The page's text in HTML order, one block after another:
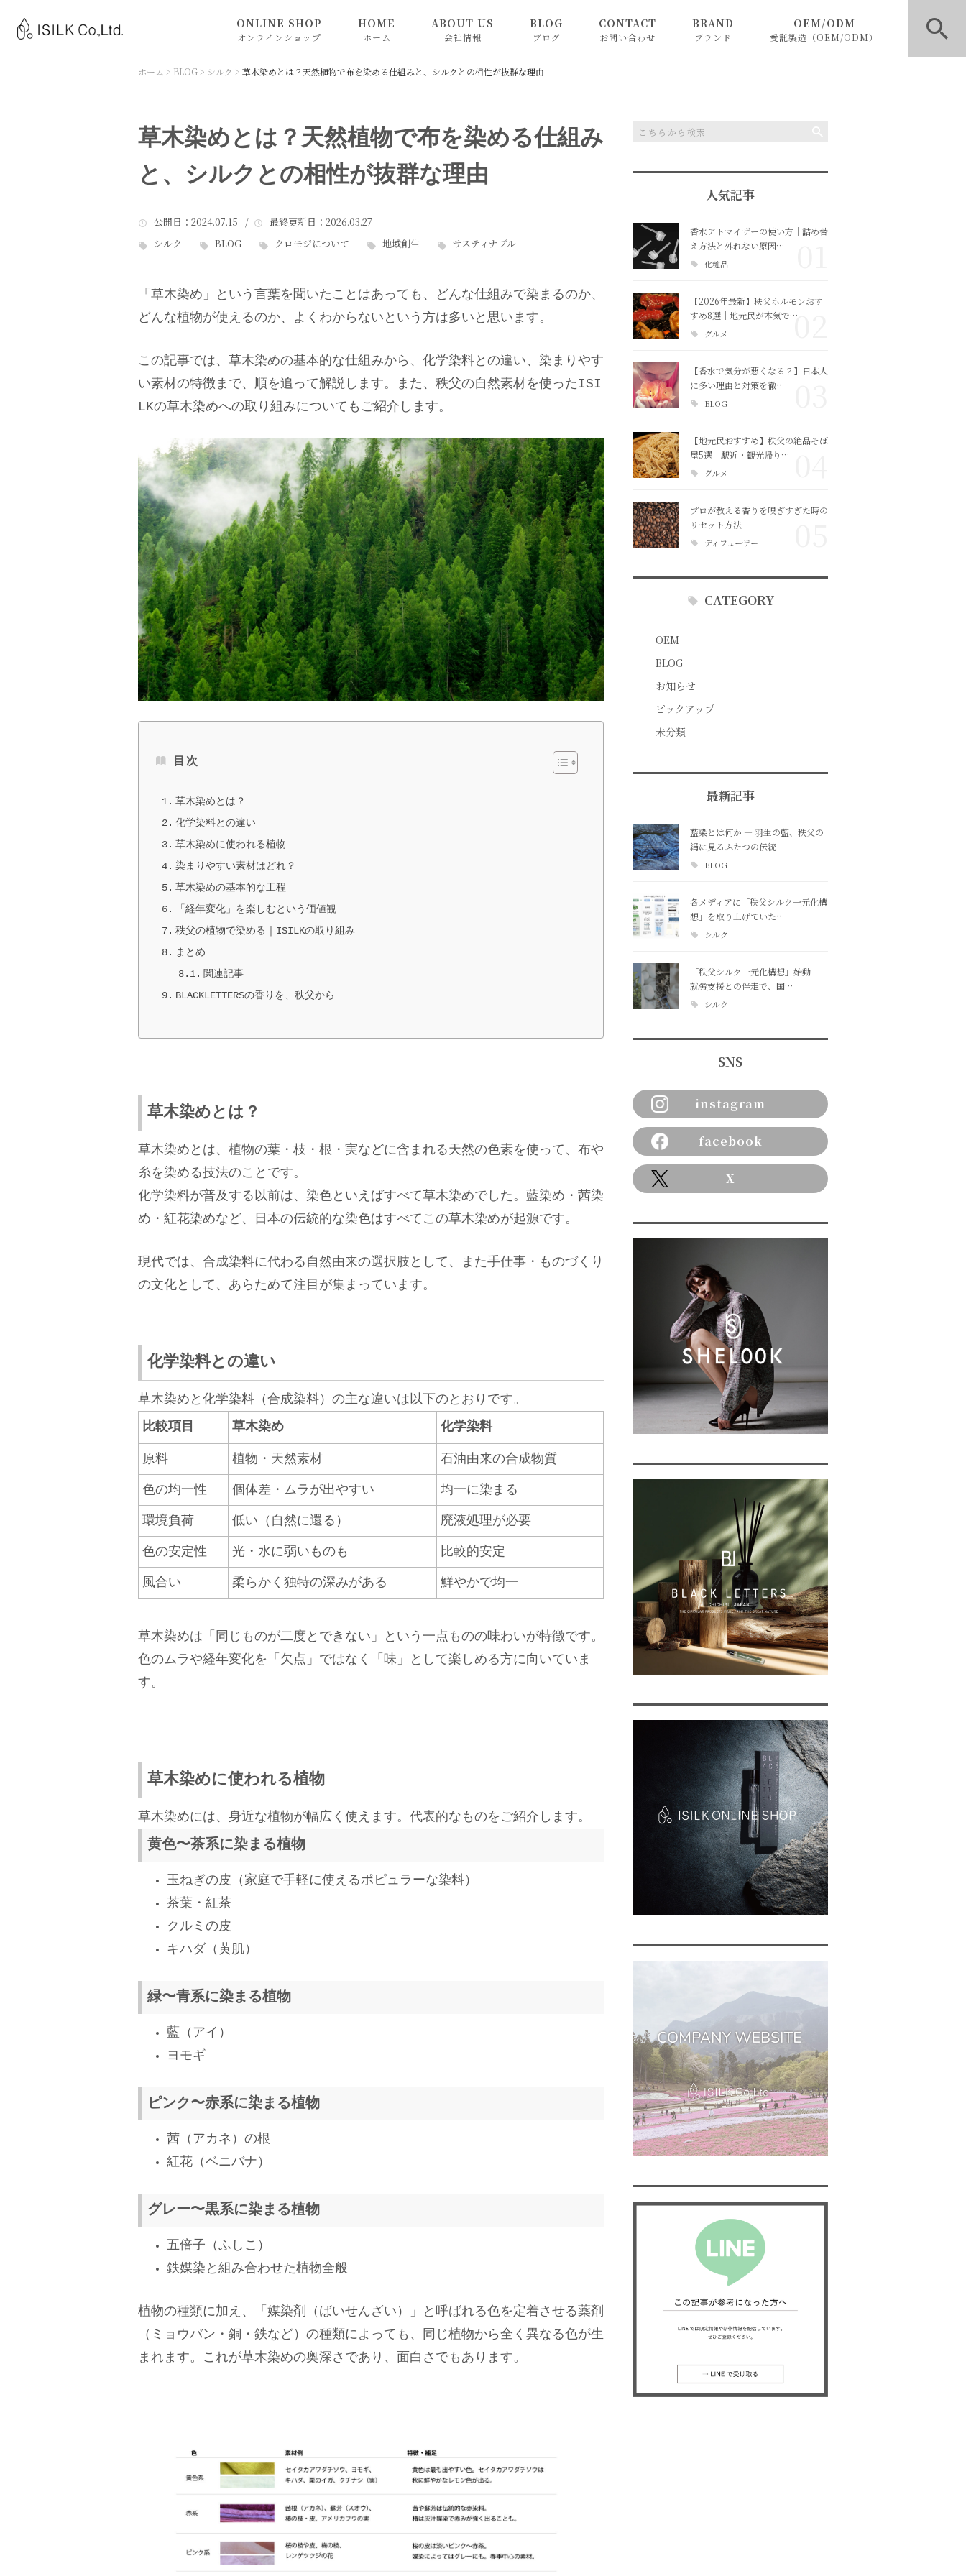
ONLINE SHOP
オンラインショップ
ISILK ONLINE SHOP
HOME
ホーム
ABOUT US
会社情報
BLOG
ブログ
BLOG
CONTACT
お問い合わせ
BRAND
ブランド
OEM/ODM
受託製造（OEM/ODM）
ホーム > BLOG > シルク > 草木染めとは？天然植物で布を染める仕組みと、シルクとの相性が抜群な理由
草木染めとは？天然植物で布を染める仕組み
と、シルクとの相性が抜群な理由
公開日 ：2024.07.15 / 最終更新日 ：2026.03.27
シルク
BLOG クロモジについて 地域創生 サスティナブル
「草木染め」という言葉を聞いたことはあっても、どんな仕組みで染まるのか、
どんな植物が使えるのか、よくわからないという方は多いと思います。
この記事では、草木染めの基本的な仕組みから、化学染料との違い、染まりやす
い素材の特徴まで、順を追って解説します。また、秩父の自然素材を使ったISI
LKの草木染めへの取り組みについてもご紹介します。
目次
草木染めとは？
化学染料との違い
草木染めに使われる植物
染まりやすい素材はどれ？
草木染めの基本的な工程
「経年変化」を楽しむという価値観
秩父の植物で染める｜ISILKの取り組み
まとめ
関連記事
BLACKLETTERSの香りを、秩父から
草木染めとは？
草木染めとは、植物の葉・枝・根・実などに含まれる天然の色素を使って、布や
糸を染める技法のことです。
化学染料が普及する以前は、染色といえばすべて草木染めでした。藍染め・茜染
め・紅花染めなど、日本の伝統的な染色はすべてこの草木染めが起源です。
現代では、合成染料に代わる自然由来の選択肢として、また手仕事・ものづくり
の文化として、あらためて注目が集まっています。
化学染料との違い
草木染めと化学染料（合成染料）の主な違いは以下のとおりです。
比較項目
草木染め 化学染料
原料 植物・天然素材 石油由来の合成物質
色の均一性 個体差・ムラが出やすい 均一に染まる
環境負荷 低い（自然に還る） 廃液処理が必要
色の安定性 光・水に弱いものも 比較的安定
風合い 柔らかく独特の深みがある 鮮やかで均一
草木染めは「同じものが二度とできない」という一点ものの味わいが特徴です。
色のムラや経年変化を「欠点」ではなく「味」として楽しめる方に向いていま
す。
草木染めに使われる植物
草木染めには、身近な植物が幅広く使えます。代表的なものをご紹介します。
黄色〜茶系に染まる植物
玉ねぎの皮（家庭で手軽に使えるポピュラーな染料）
茶葉・紅茶
クルミの皮
キハダ（黄肌）
緑〜青系に染まる植物
藍（アイ）
ヨモギ
ピンク〜赤系に染まる植物
茜（アカネ）の根
紅花（ベニバナ）
グレー〜黒系に染まる植物
五倍子（ふしこ）
鉄媒染と組み合わせた植物全般
植物の種類に加え、「媒染剤（ばいせんざい）」と呼ばれる色を定着させる薬剤
（ミョウバン・銅・鉄など）の種類によっても、同じ植物から全く異なる色が生
まれます。これが草木染めの奥深さであり、面白さでもあります。
人気記事
香水アトマイザーの使い方｜詰め替
え方法と外れない原因…
化粧品
【2026年最新】秩父ホルモンおす
すめ8選｜地元民が本気で…
グルメ 02
【香水で気分が悪くなる？】日本人
に多い理由と対策を徹…
BLOG
【地元民おすすめ】秩父の絶品そば
屋5選｜駅近・観光帰り…
グルメ
プロが教える香りを嗅ぎすぎた時の
リセット方法
ディフューザー
CATEGORY
OEM
BLOG
お知らせ
ピックアップ
未分類
最新記事
藍染とは何か ― 羽生の藍、秩父の
絹に見るふたつの伝統
BLOG
各メディアに「秩父シルク一元化構
想」を取り上げていた…
シルク
「秩父シルク一元化構想」始動──
就労支援との伴走で、国…
シルク
SNS
instagram
facebook
X